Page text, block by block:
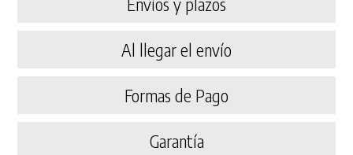
Al llegar el envío
Formas de Pago
Garantía